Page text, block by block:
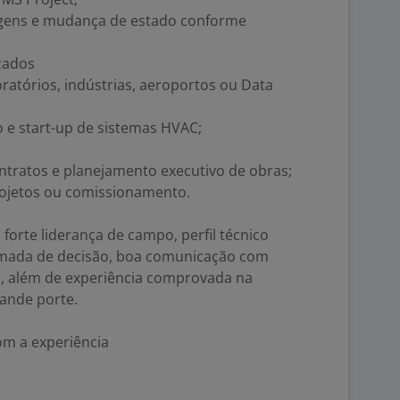
e mudança de estado conforme
indústrias, aeroportos ou Data
start-up de sistemas HVAC;
e planejamento executivo de obras;
ou comissionamento.
liderança de campo, perfil técnico
de decisão, boa comunicação com
além de experiência comprovada na
porte.
a experiência